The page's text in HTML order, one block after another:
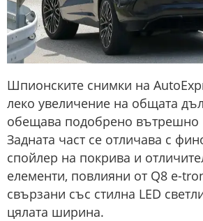
Шпионските снимки на
леко увеличение на общата
обещава подобрено вътрешно
Задната част се отличава с
спойлер на покрива и
елементи, повлияни от Q8 e-
свързани със стилна LED
цялата ширина.